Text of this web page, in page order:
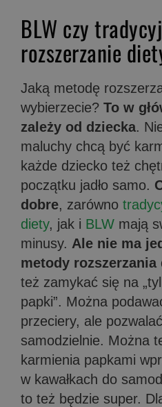
BLW czy
rozszerzanie
Jaką metodę
wybierzecie? To w
zależy od dziecka.
maluchy chcą być
każde dziecko też
początku jadło samo.
dobre, zarówno
diety, jak i BLW mają
minusy. Ale nie ma
metody rozszerzania
też zamykać się na
papki”. Można
przeciery, ale
samodzielnie. Można
karmienia papkami
w kawałkach do
to też będzie super.